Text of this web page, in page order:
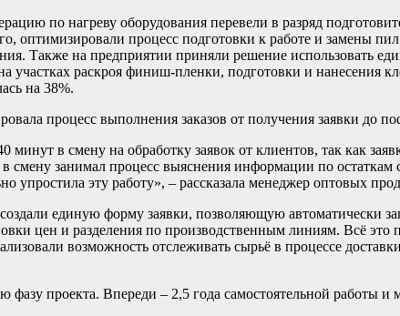
по нагреву оборудования перевели в разряд
оптимизировали процесс подготовки к работе и замены
Также на предприятии приняли решение использовать
участках раскроя финиш-пленки, подготовки и нанесения
на 38%.
процесс выполнения заказов от получения заявки до
минут в смену на обработку заявок от клиентов, так как
занимал процесс выяснения информации по остаткам
упростила эту работу», – рассказала менеджер оптовых
единую форму заявки, позволяющую автоматически
цен и разделения по производственным линиям. Всё
возможность отслеживать сырьё в процессе
проекта. Впереди – 2,5 года самостоятельной работы и